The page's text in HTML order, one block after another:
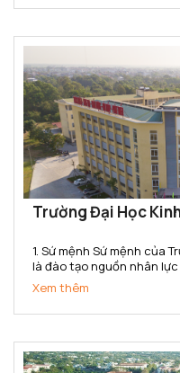
Trường Đại Học
1. Sứ mệnh Sứ mệnh của
là đào tạo nguồn nhân
hiện nghiên cứu khoa
ứng dịch vụ về lĩnh vực
Xem thêm